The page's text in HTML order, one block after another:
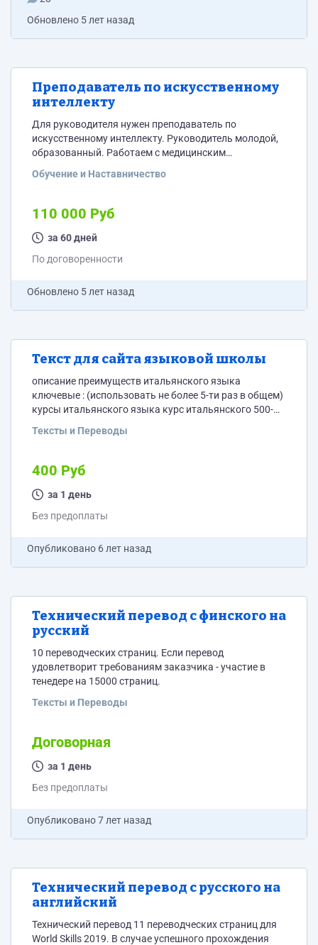
Обновлено 5 лет назад
Преподаватель по искусственному
интеллекту
Для руководителя нужен преподаватель по
искусственному интеллекту. Руководитель молодой,
образованный. Работаем с медицинским
основы работы с биг дата. Всю необходимую технику
Обучение и Наставничество
110 000 Руб
за 60 дней
По договоренности
Обновлено 5 лет назад
Текст для сайта языковой школы
описание преимуществ итальянского языка
ключевые : (использовать не более 5-ти раз в общем)
курсы итальянского языка курс итальянского 500-
Тексты и Переводы
400 Руб
за 1 день
Без предоплаты
Опубликовано 6 лет назад
Технический перевод с финского на
русский
10 переводческих страниц. Если перевод
удовлетворит требованиям заказчика - участие в
тенедере на 15000 страниц.
Тексты и Переводы
Договорная
за 1 день
Без предоплаты
Опубликовано7 лет назад
Технический перевод с русского на
английский
Технический перевод 11 переводческих страниц для
World Skills 2019. В случае успешного прохождения